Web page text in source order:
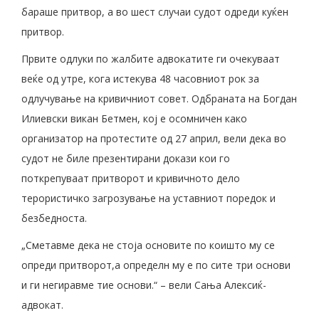
бараше притвор, а во шест случаи судот одреди куќен
притвор.
Првите одлуки по жалбите адвокатите ги очекуваат
веќе од утре, кога истекува 48 часовниот рок за
одлучување на кривичниот совет. Одбраната на Богдан
Илиевски викан Бетмен, кој е осомничен како
организатор на протестите од 27 април, вели дека во
судот не биле презентирани докази кои го
поткрепуваат притворот и кривичното дело
терористичко загрозување на уставниот поредок и
безбедноста.
„Сметавме дека не стоја основите по коишто му се
опреди притворот,а определн му е по сите три основи
и ги негиравме тие основи.“ – вели Сања Алексиќ-
адвокат.